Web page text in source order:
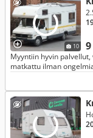
10
Myyntiin hyvin
matkattu ilman